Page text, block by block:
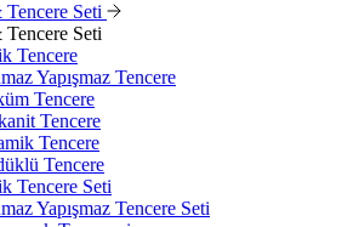
Seti
Seti
Tencere
Yapışmaz Tencere
Tencere
Tencere
Tencere
Tencere
Tencere Seti
Yapışmaz Tencere Seti